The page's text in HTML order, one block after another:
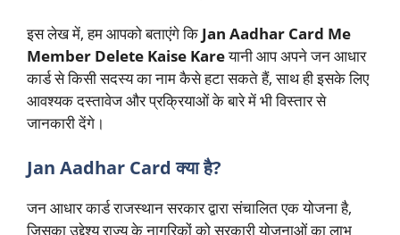
इस लेख में, हम आपको बताएंगे कि Jan Aadhar Card Me
Member Delete Kaise Kareयानी आप अपने जन आधार
कार्ड से किसी सदस्य का नाम कैसे हटा सकते हैं, साथ ही इसके लिए
आवश्यक दस्तावेज और प्रक्रियाओं के बारे में भी विस्तार से
जानकारी देंगे।
Jan Aadhar Card क्या है?
जन आधार कार्ड राजस्थान सरकार द्वारा संचालित एक योजना है,
जिसका उद्देश्य राज्य के नागरिकों को सरकारी योजनाओं का लाभ